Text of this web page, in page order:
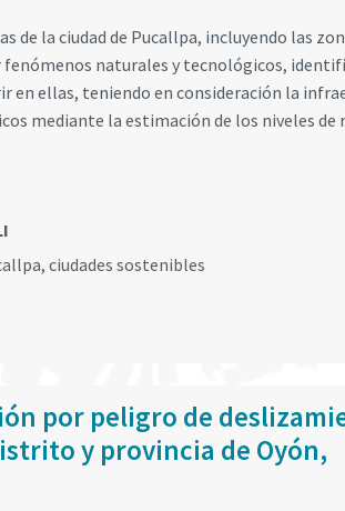
de la ciudad de Pucallpa, incluyendo las
fenómenos naturales y tecnológicos,
en ellas, teniendo en consideración la
mediante la estimación de los niveles de
, ciudades sostenibles
por peligro de
y provincia de Oyón,